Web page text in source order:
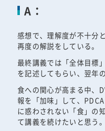
A：
感想で、理解度が不十分
再度の解説をしている。
最終講義では「全体目標
を記述してもらい、翌年
食への関心が高まる中、
報を「加味」して、
に惑わされない「食」の
て講義を続けたいと思う。